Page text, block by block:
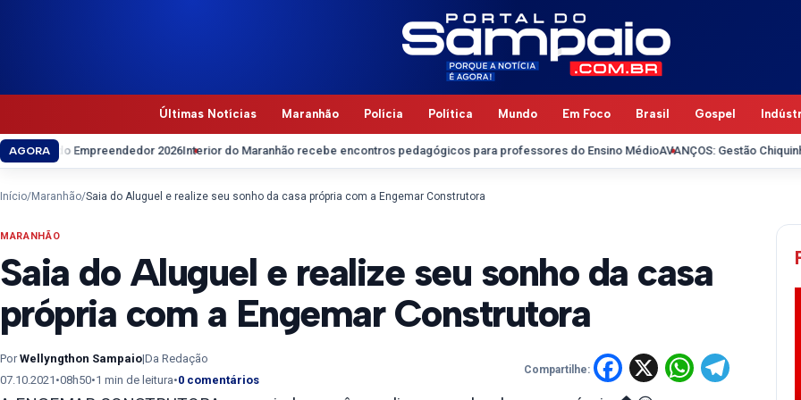
Últimas Notícias Maranhão Polícia Política Mundo Em Foco Brasil Gospel
AGORA
Empreendedor 2026Interior do Maranhão recebe encontros pedagógicos para professores do Ensino MédioAVANÇOS: Gestão Chiquinho FC
Início/Maranhão/Saia do Aluguel e realize seu sonho da casa própria com a Engemar Construtora
MARANHÃO
Saia do Aluguel e realize seu sonho da casa
própria com a Engemar Construtora
PorWellyngthon Sampaio|Da Redação
07.10.2021 •08h50•1 min de leitura•0 comentários
Compartilhe: Facebook
X